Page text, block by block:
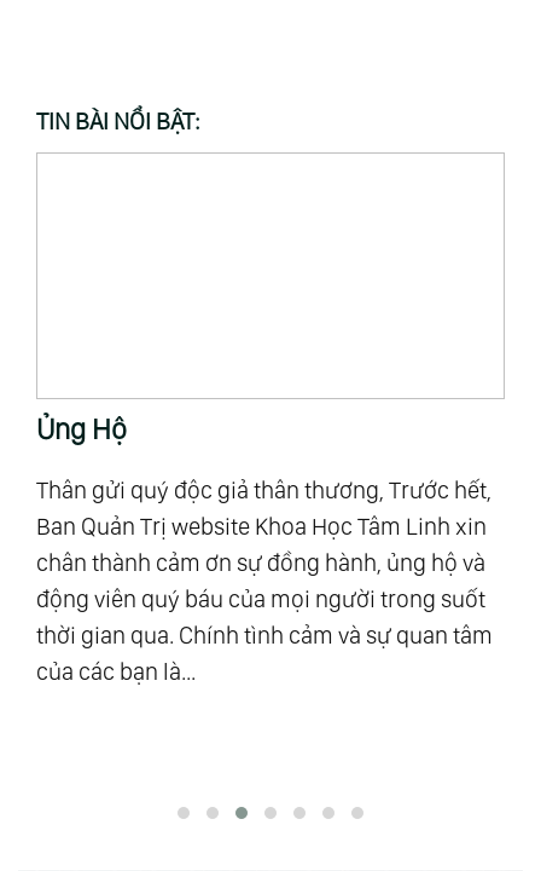
TIN BÀI NỔI BẬT:
Ủng Hộ
Thân gửi quý độc giả thân thương, Trước hết,
Ban Quản Trị website Khoa Học Tâm Linh xin
chân thành cảm ơn sự đồng hành, ủng hộ và
động viên quý báu của mọi người trong suốt
thời gian qua. Chính tình cảm và sự quan tâm
của các bạn là...